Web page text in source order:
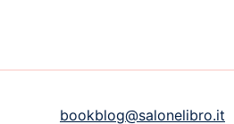
bookblog@salonelibro.it